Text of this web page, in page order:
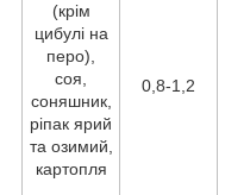
(крім
цибулі на
перо),
соя,
соняшник,
ріпак ярий
та озимий,
картопля
0,8-1,2